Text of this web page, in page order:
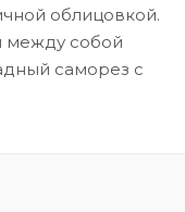
облицовкой.
между собой
саморез с